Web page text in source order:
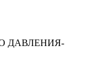
ДАВЛЕНИЯ-